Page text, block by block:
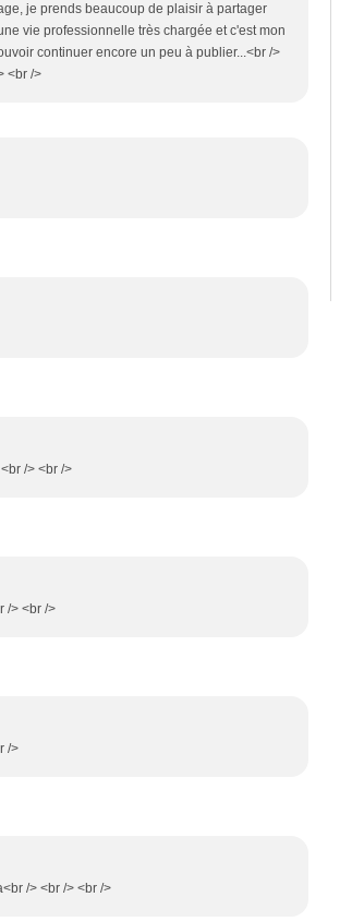
je prends beaucoup de plaisir à partager
vie professionnelle très chargée et c'est mon
continuer encore un peu à publier...<br />
<br />
/> <br />
/> <br />
/>
/> <br /> <br />